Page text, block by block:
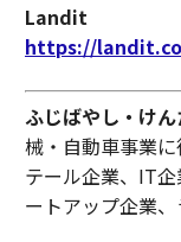
Landit
https://
ふじばやし・けん
械・自動車事業
テール企業、IT
ートアップ企業、